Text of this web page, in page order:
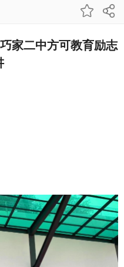
家二中方可教育励志